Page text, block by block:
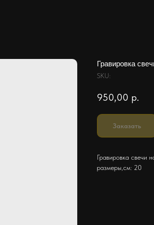
Гравировка
SKU:
950,00 р.
Заказать
Гравировка свечи
размеры,см: 20